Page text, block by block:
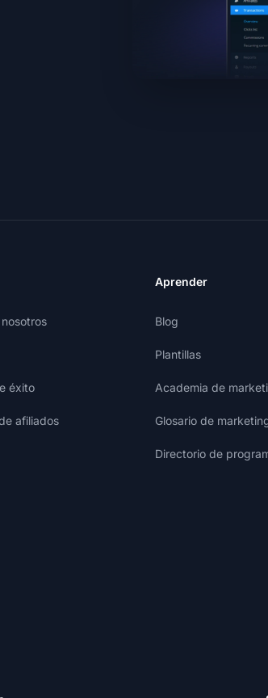
éxito
afiliados
Aprender
Blog
Plantillas
Academia de
Glosario de
Directorio de